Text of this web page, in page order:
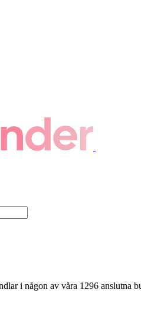
i någon av våra 1296 anslutna